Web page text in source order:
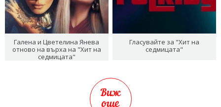
Галена и Цветелина Янева
отново на върха на "Хит на
седмицата"
Гласувайте за "Хит на
седмицата"
Виж
още